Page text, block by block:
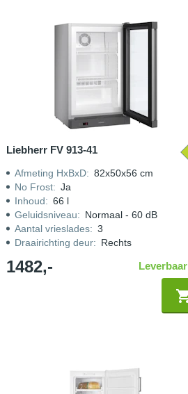
Liebherr FV 913-41
Afmeting HxBxD: 82x50x56 cm
No Frost: Ja
Inhoud: 66 l
Geluidsniveau: Normaal - 60 dB
Aantal vrieslades: 3
Draairichting deur: Rechts
1482,- Leverbaar